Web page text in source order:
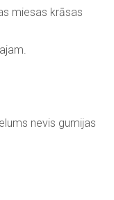
miesas krāsas
nevis gumijas